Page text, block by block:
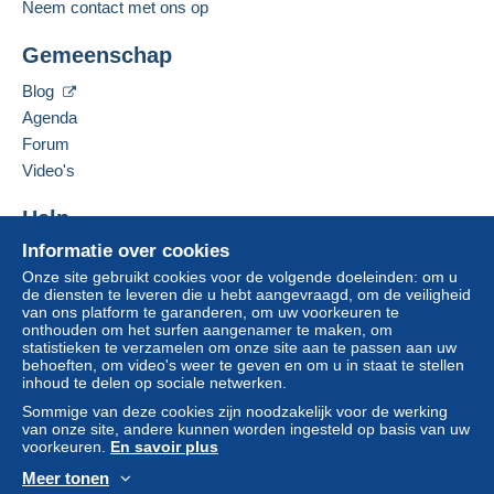
Een onbetaalde aankoop kan gevolgen hebben
Als de verkoopvoorwaarden van de verkoper
clausules bevatten met betrekking tot de betaling,
moeten deze als nietig worden beschouwd. De
betalingsvoorwaarden van de website van
Delcampe, zoals gedefinieerd in de
Aankopen moeten worden betaald binnen
verkoper.
Garantie:
Herroepingsrecht|Retourkosten zijn voor rekening
van de verkoper (alleen als de wijze van
retourzending dezelfde is als de wijze voor de
levering).
Om de termijnen voor terugzending en
het Delcampe-charter
DIRKX INTERNET PHILATELY
2353EM LEIDERDORP
Nederland
Deze verkoper toevoegen aan mijn favorieten
De items van deze verkoper verbergen
Informatie over cookies
Onze site gebruikt cookies voor de volgende doeleinden: om u
de diensten te leveren die u hebt aangevraagd, om de veiligheid
van ons platform te garanderen, om uw voorkeuren te
onthouden om het surfen aangenamer te maken, om
statistieken te verzamelen om onze site aan te passen aan uw
behoeften, om video's weer te geven en om u in staat te stellen
inhoud te delen op sociale netwerken.
Sommige van deze cookies zijn noodzakelijk voor de werking
van onze site, andere kunnen worden ingesteld op basis van uw
voorkeuren. En savoir plus
Meer tonen
Neem contact met ons op
Gemeenschap
Blog
Agenda
Forum
Video's
Help
Hulpcentrum
Kopen op Delcampe
Verkopen op Delcampe
Een beveiligde website